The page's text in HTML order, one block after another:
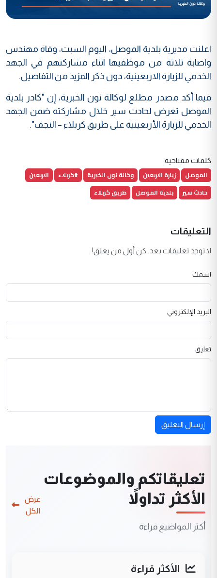
اعلنت مديرية بلدية الموصل، اليوم السبت، وفاة مهندس
واصابة ثلاثة من موظفيها اثناء مشاركتهم في الجهد
الخدمي للزيارة الاربعينية، دون ذكر المزيد من التفاصيل.
فيما أكد مصدر مطلع لوكالة نون الخبرية، إن "كادر بلدية
الموصل تعرض لحادث سير خلال مشاركته ضمن الجهد
الخدمي للزيارة الأربعينية على طريق كربلاء – النجف".
كلمات مفتاحية
الموصل زيارة الاربعين وكالة نون الخبرية #كربلاء
الاربعين
حادث سير
بلدية الموصل طريق كربلاء
التعليقات
لا توجد تعليقات بعد. كن أول من يعلق!
اسمك
البريد الإلكتروني
تعليق
إرسال التعليق
تعليقاتكم والموضوعات
الأكثر تداولاً
أكثر المواضيع قراءة
عرض
الكل
الأكثر قراءة